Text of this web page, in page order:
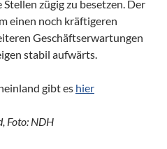
zügig zu besetzen. Der
einen noch kräftigeren
Geschäftserwartungen
stabil aufwärts.
gibt es hier
Foto: NDH